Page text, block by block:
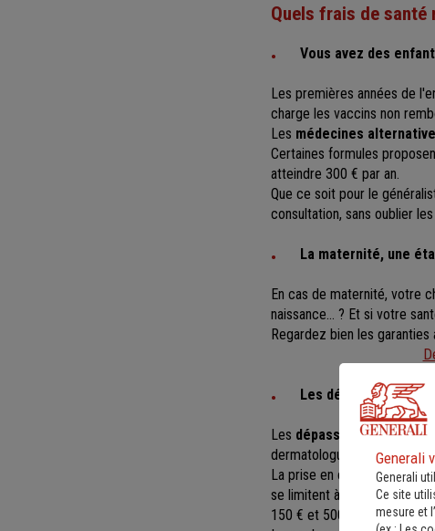
Quels frais de
Vous avez des
Les premières années de
charge les vaccins non
Les médecines
Certaines formules
atteindre 300 € par an.
Que ce soit pour le
consultation, sans oublier
La maternité, une
En cas de maternité, votre
naissance… ? Et si votre
Regardez bien les
Les dépassements
Les dépassements
dermatologue en secteur 2
La prise en charge varie
se limitent à 100 %. Un
150 € et 500 € selon votre
Generali
Generali
Ce site
mesure et